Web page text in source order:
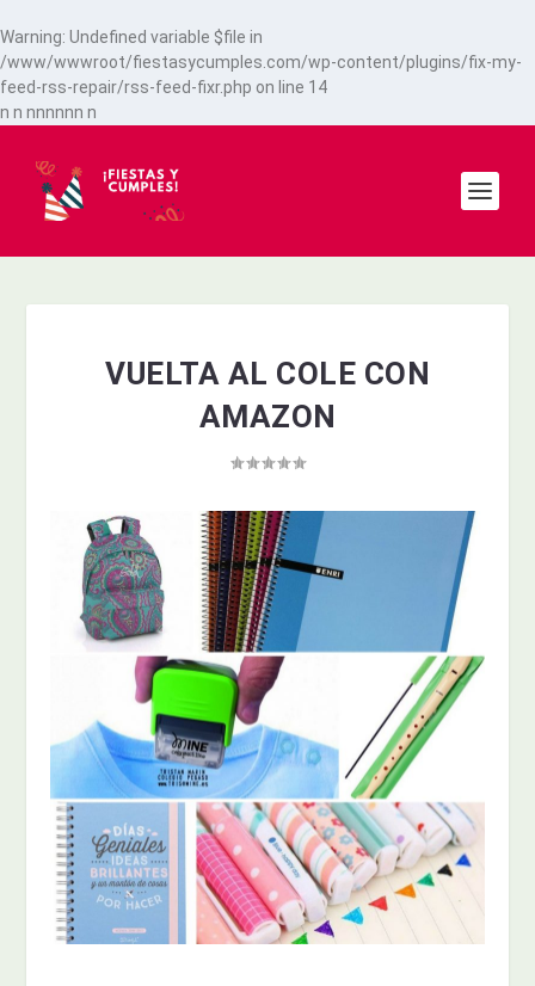
Warning: Undefined variable $file in
/www/wwwroot/fiestasycumples.com/wp-content/plugins/fix-my-
feed-rss-repair/rss-feed-fixr.php on line 14
n n nnnnnn n
VUELTA AL COLE CON
AMAZON